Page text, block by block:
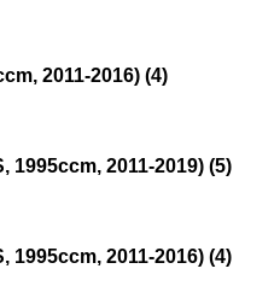
2011-2016) (4)
1995ccm, 2011-2019) (5)
1995ccm, 2011-2016) (4)